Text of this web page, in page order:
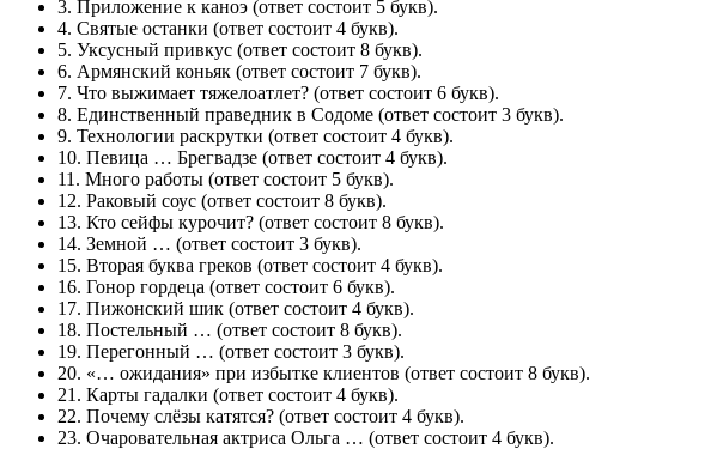
3. Приложение к каноэ (ответ состоит 5 букв).
4. Святые останки (ответ состоит 4 букв).
5. Уксусный привкус (ответ состоит 8 букв).
6. Армянский коньяк (ответ состоит 7 букв).
7. Что выжимает тяжелоатлет? (ответ состоит 6 букв).
8. Единственный праведник в Содоме (ответ состоит 3 букв).
9. Технологии раскрутки (ответ состоит 4 букв).
10. Певица … Брегвадзе (ответ состоит 4 букв).
11. Много работы (ответ состоит 5 букв).
12. Раковый соус (ответ состоит 8 букв).
13. Кто сейфы курочит? (ответ состоит 8 букв).
14. Земной … (ответ состоит 3 букв).
15. Вторая буква греков (ответ состоит 4 букв).
16. Гонор гордеца (ответ состоит 6 букв).
17. Пижонский шик (ответ состоит 4 букв).
18. Постельный … (ответ состоит 8 букв).
19. Перегонный … (ответ состоит 3 букв).
20. «… ожидания» при избытке клиентов (ответ состоит 8 букв).
21. Карты гадалки (ответ состоит 4 букв).
22. Почему слёзы катятся? (ответ состоит 4 букв).
23. Очаровательная актриса Ольга … (ответ состоит 4 букв).